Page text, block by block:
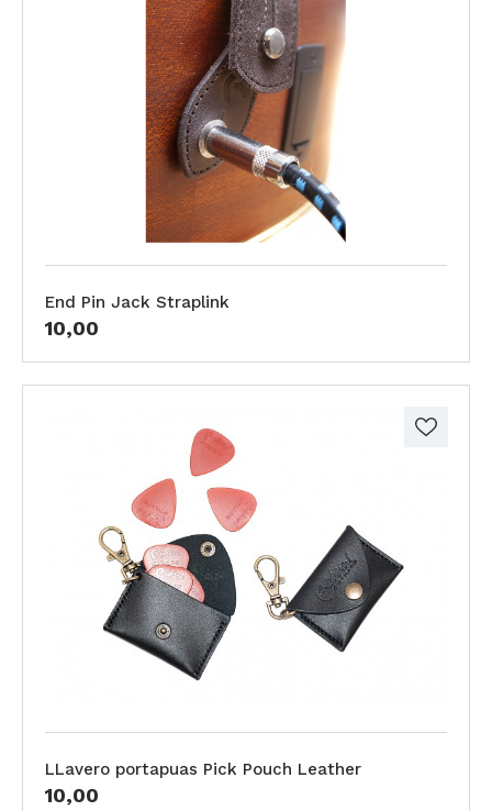
End Pin Jack Straplink
10,00
LLavero portapuas Pick Pouch Leather
10,00